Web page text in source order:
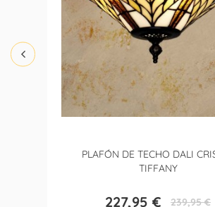
PLAFÓN DE TECHO DALI
TIFFANY
227,95 € 239,95 €